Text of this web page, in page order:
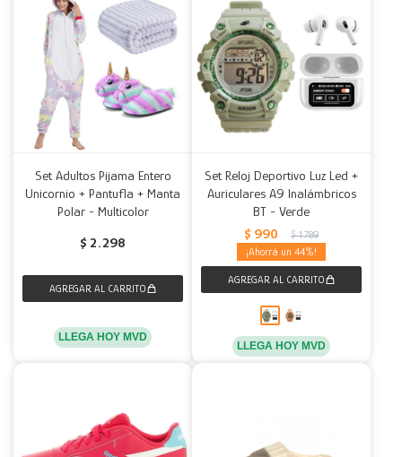
Set Adultos Pijama Entero
Unicornio + Pantufla + Manta
Polar - Multicolor
$ 2.298
LLEGA HOY MVD
Set Reloj Deportivo Luz Led +
Auriculares A9 Inalámbricos
BT - Verde
$ 990 $ 1.789
44
LLEGA HOY MVD